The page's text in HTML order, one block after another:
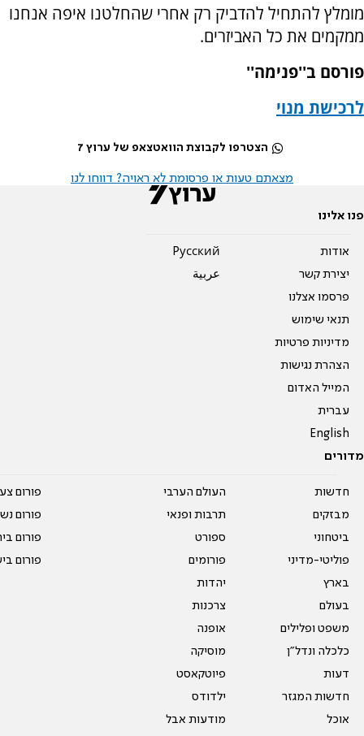
מומלץ להתחיל להדביק רק אחרי שהחלטנו איפה אנחנו
ממקמים את כל האביזרים.
פורסם ב''פנימה''
לרכישת מנוי
הצטרפו לקבוצת הוואטצאפ של ערוץ 7
מצאתם טעות או פרסומת לא ראויה? דווחו לנו
פנו אלינו
אודות
יצירת קשר
פרסמו אצלנו
תנאי שימוש
מדיניות פרטיות
הצהרת נגישות
המייל האדום
עברית
English
Pусский
عربية
מדורים
חדשות
מבזקים
ביטחוני
פוליטי-מדיני
בארץ
בעולם
משפט ופלילים
כלכלה ונדל"ן
דעות
חדשות המגזר
אוכל
העולם הערבי
תרבות ופנאי
ספורט
פורומים
יהדות
צרכנות
אופנה
מוסיקה
פיוטקאסט
ילדודס
מודעות אבל
פורום
פורום
פורום
פורום